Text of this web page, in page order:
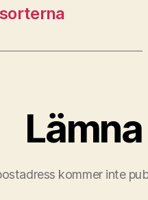
kommer inte